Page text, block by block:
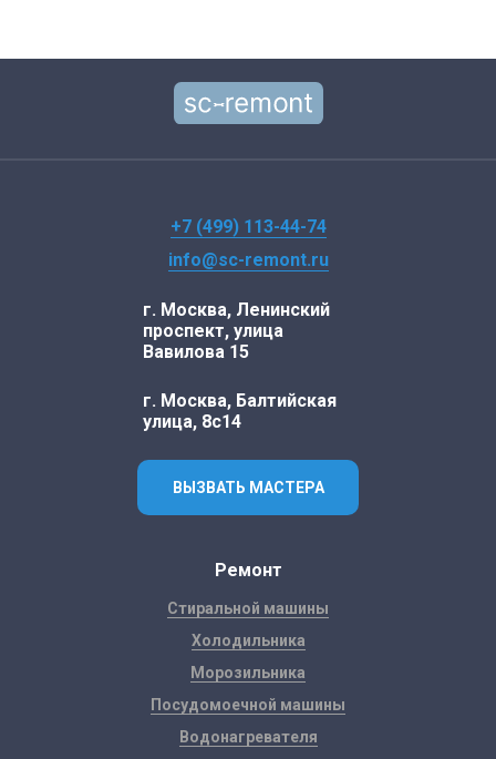
+7 (499) 113-44-74
info@sc-remont.ru
г. Москва, Ленинский
проспект, улица
Вавилова 15
г. Москва, Балтийская
улица, 8с14
ВЫЗВАТЬ МАСТЕРА
Ремонт
Стиральной машины
Холодильника
Морозильника
Посудомоечной машины
Водонагревателя